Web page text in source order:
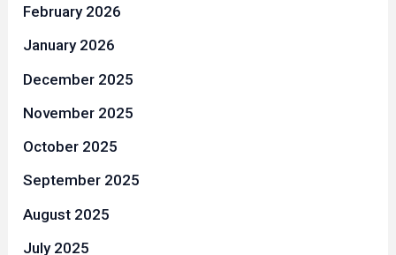
February 2026
January 2026
December 2025
November 2025
October 2025
September 2025
August 2025
July 2025